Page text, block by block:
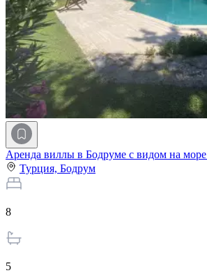
Аренда виллы в Бодруме с видом на море
Турция, Бодрум
8
5